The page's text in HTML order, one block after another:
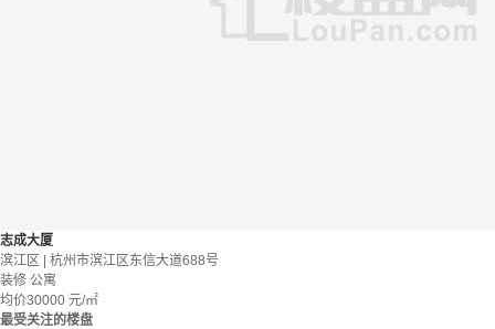
志成大厦
滨江区 | 杭州市滨江区东信大道688号
装修 公寓
均价30000 元/㎡
最受关注的楼盘